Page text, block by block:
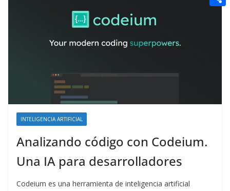
INTELIGENCIA ARTIFICIAL
Analizando código con Codeium.
Una IA para desarrolladores
Codeium es una herramienta de inteligencia artificial
n
a